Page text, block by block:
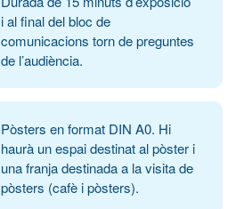
i al final del bloc de
comunicacions torn de preguntes
de l’audiència.
Pòsters en format DIN A0. Hi
haurà un espai destinat al pòster i
una franja destinada a la visita de
pòsters (cafè i pòsters).